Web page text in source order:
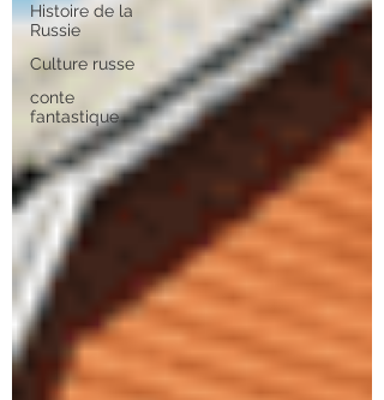
Histoire de la
Russie
Culture russe
conte
fantastique